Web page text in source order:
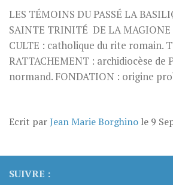
LES TÉMOINS DU PASSÉ LA
SAINTE TRINITÉ DE LA MAGIONE
CULTE : catholique du rite romain.
RATTACHEMENT : archidiocèse de
normand. FONDATION : origine
Ecrit parJean Marie Borghino le 9
SUIVRE :